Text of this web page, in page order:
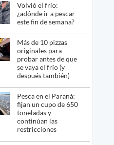
Volvió el frío:
¿adónde ir a pescar
este fin de semana?
Más de 10 pizzas
originales para
probar antes de que
se vaya el frío (y
después también)
Pesca en el Paraná:
fijan un cupo de 650
toneladas y
continúan las
restricciones